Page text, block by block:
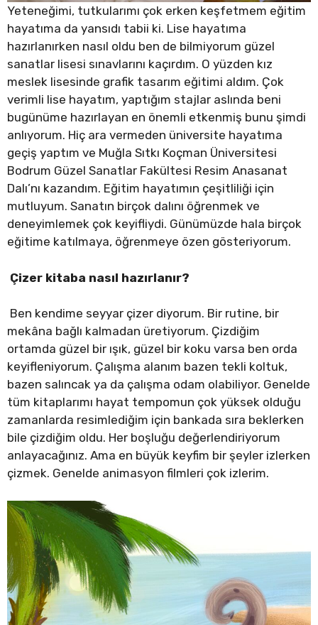
Yeteneğimi, tutkularımı çok erken keşfetmem eğitim
hayatıma da yansıdı tabii ki. Lise hayatıma
hazırlanırken nasıl oldu ben de bilmiyorum güzel
sanatlar lisesi sınavlarını kaçırdım. O yüzden kız
meslek lisesinde grafik tasarım eğitimi aldım. Çok
verimli lise hayatım, yaptığım stajlar aslında beni
bugünüme hazırlayan en önemli etkenmiş bunu şimdi
anlıyorum. Hiç ara vermeden üniversite hayatıma
geçiş yaptım ve Muğla Sıtkı Koçman Üniversitesi
Bodrum Güzel Sanatlar Fakültesi Resim Anasanat
Dalı’nı kazandım. Eğitim hayatımın çeşitliliği için
mutluyum. Sanatın birçok dalını öğrenmek ve
deneyimlemek çok keyifliydi. Günümüzde hala birçok
eğitime katılmaya, öğrenmeye özen gösteriyorum.
Çizer kitaba nasıl hazırlanır?
Ben kendime seyyar çizer diyorum. Bir rutine, bir
mekâna bağlı kalmadan üretiyorum. Çizdiğim
ortamda güzel bir ışık, güzel bir koku varsa ben orda
keyifleniyorum. Çalışma alanım bazen tekli koltuk,
bazen salıncak ya da çalışma odam olabiliyor. Genelde
tüm kitaplarımı hayat tempomun çok yüksek olduğu
zamanlarda resimlediğim için bankada sıra beklerken
bile çizdiğim oldu. Her boşluğu değerlendiriyorum
anlayacağınız. Ama en büyük keyfim bir şeyler izlerken
çizmek. Genelde animasyon filmleri çok izlerim.